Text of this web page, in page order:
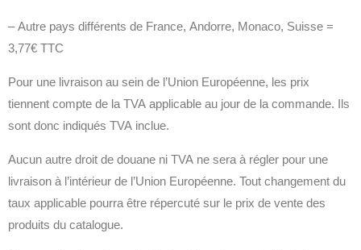
– Autre pays différents de France, Andorre, Monaco, Suisse =
3,77€ TTC
Pour une livraison au sein de l’Union Européenne, les prix
tiennent compte de la TVA applicable au jour de la commande. Ils
sont donc indiqués TVA inclue.
Aucun autre droit de douane ni TVA ne sera à régler pour une
livraison à l’intérieur de l’Union Européenne. Tout changement du
taux applicable pourra être répercuté sur le prix de vente des
produits du catalogue.